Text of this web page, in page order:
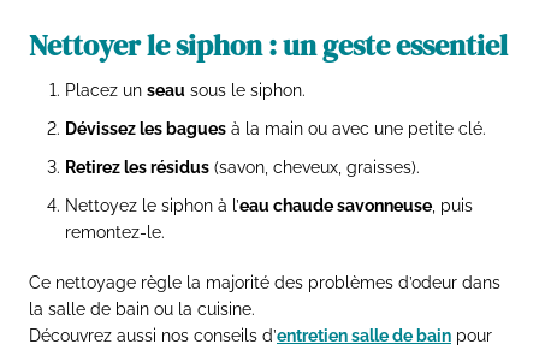
Nettoyer le siphon : un geste essentiel
Placez un seau sous le siphon.
Dévissez les bagues à la main ou avec une petite clé.
Retirez les résidus (savon, cheveux, graisses).
Nettoyez le siphon à l’eau chaude savonneuse , puis
remontez-le.
Ce nettoyage règle la majorité des problèmes d’odeur dans
la salle de bain ou la cuisine.
Découvrez aussi nos conseils d’entretien salle de bain pour